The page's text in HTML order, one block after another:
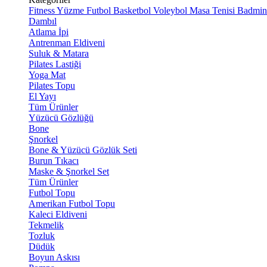
FitnessYüzme Futbol Basketbol Voleybol Masa Tenisi
Dambıl
Atlama İpi
Antrenman Eldiveni
Suluk & Matara
Pilates Lastiği
Yoga Mat
Pilates Topu
El Yayı
Tüm Ürünler
Yüzücü Gözlüğü
Bone
Şnorkel
Bone & Yüzücü Gözlük Seti
Burun Tıkacı
Maske & Şnorkel Set
Tüm Ürünler
Futbol Topu
Amerikan Futbol Topu
Kaleci Eldiveni
Tekmelik
Tozluk
Düdük
Boyun Askısı